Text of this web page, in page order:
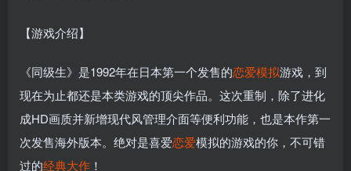
【游戏介绍】
《同级生》是1992年在日本第一个发售的恋爱模拟游戏，到
现在为止都还是本类游戏的顶尖作品。这次重制，除了进化
成HD画质并新增现代风管理介面等便利功能，也是本作第一
次发售海外版本。绝对是喜爱恋爱模拟的游戏的你，不可错
过的经典大作 ！